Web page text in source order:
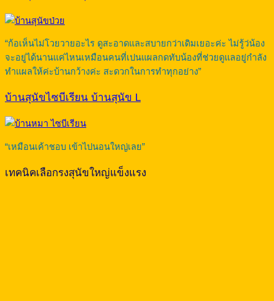
“ก้อเห็นไม่โวยวายอะไร ดูสะอาดและสบายกว่าเดิมเยอะค่ะ ไม่รู้ว่น้อง
จะอยู่ได้นานแค่ไหนเหมือนคนที่เปนแผลกดทับน้องที่ช่วยดูแลอยู่กำลัง
ทำแผลให้ค่ะบ้านกว้างค่ะ สะดวกในการทำทุกอย่าง”
บ้านสุนัขไซบีเรียน บ้านสุนัข L
“เหมือนเค้าชอบ เข้าไปนอนใหญ่เลย”
เทคนิคเลือกรงสุนัขใหญ่แข็งแรง